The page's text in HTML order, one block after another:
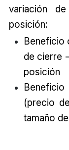
variación
posición:
Beneficio
de cierre
posición
(precio
tamaño